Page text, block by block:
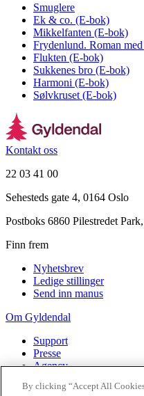
Smuglere
Ek & co. (E-bok)
Mikkelfanten (E-bok)
Frydenlund. Roman
Flukten (E-bok)
Sukkenes bro (E-bok)
Harmoni (E-bok)
Sølvkruset (E-bok)
Kontakt oss
22 03 41 00
Sehesteds gate 4, 0164 Oslo
Postboks 6860 Pilestredet
Finn frem
Nyhetsbrev
Ledige stillinger
Send inn manus
Om Gyldendal
Support
Presse
Agency
2026Gyldendal
By clicking “Accept All